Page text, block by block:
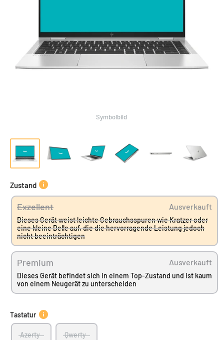
Symbolbild
Zustand
Exzellent Ausverkauft
Dieses Gerät weist leichte Gebrauchsspuren wie Kratzer oder
eine kleine Delle auf, die die hervorragende Leistung jedoch
nicht beeinträchtigen
Premium Ausverkauft
Dieses Gerät befindet sich in einem Top-Zustand und ist kaum
von einem Neugerät zu unterscheiden
Tastatur
Azerty Qwerty